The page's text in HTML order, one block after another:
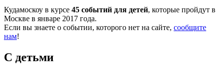
Кудамоскоу в курсе 45 событий для детей, которые пройдут в
Москве в январе 2017 года.
Если вы знаете о событии, которого нет на сайте, сообщите
нам!
С детьми